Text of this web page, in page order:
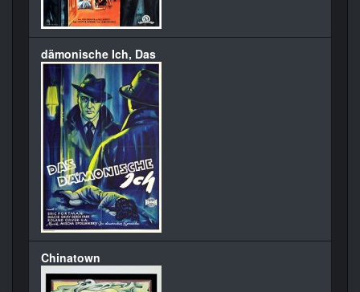
dämonische Ich, Das
Chinatown